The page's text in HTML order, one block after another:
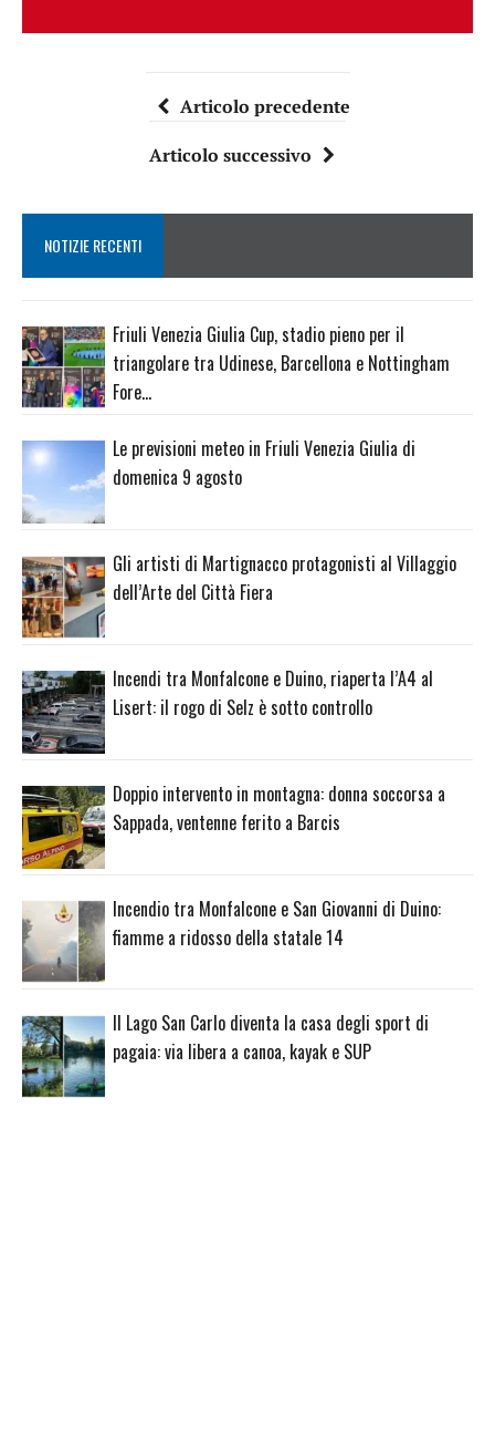
Articolo precedente
Articolo successivo
NOTIZIE RECENTI
Friuli Venezia Giulia Cup, stadio pieno per il
triangolare tra Udinese, Barcellona e Nottingham
Fore…
Le previsioni meteo in Friuli Venezia Giulia di
domenica 9 agosto
Gli artisti di Martignacco protagonisti al Villaggio
dell’Arte del Città Fiera
Incendi tra Monfalcone e Duino, riaperta l’A4 al
Lisert: il rogo di Selz è sotto controllo
Doppio intervento in montagna: donna soccorsa a
Sappada, ventenne ferito a Barcis
Incendio tra Monfalcone e San Giovanni di Duino:
fiamme a ridosso della statale 14
Il Lago San Carlo diventa la casa degli sport di
pagaia: via libera a canoa, kayak e SUP